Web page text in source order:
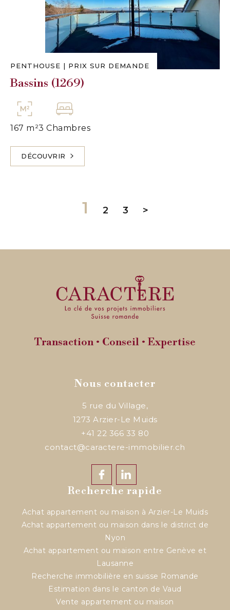
PENTHOUSE | PRIX SUR DEMANDE
Bassins (1269)
167 m²3 Chambres
DÉCOUVRIR
1 2 3 >
Transaction • Conseil • Expertise
Nous contacter
5 rue du Village,
1273 Arzier-Le Muids
+41 22 366 33 80
contact@caractere-immobilier.ch
Recherche rapide
Achat appartement ou maison à Arzier-Le Muids
Achat appartement ou maison dans le district de
Nyon
Achat appartement ou maison entre Genève et
Lausanne
Recherche immobilière en suisse Romande
Estimation dans le canton de Vaud
Vente appartement ou maison